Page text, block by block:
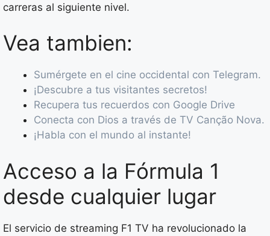
carreras al siguiente nivel.
Vea tambien:
Sumérgete en el cine occidental con Telegram.
¡Descubre a tus visitantes secretos!
Recupera tus recuerdos con Google Drive
Conecta con Dios a través de TV Canção Nova.
¡Habla con el mundo al instante!
Acceso a la Fórmula 1
desde cualquier lugar
El servicio de streaming F1 TV ha revolucionado la